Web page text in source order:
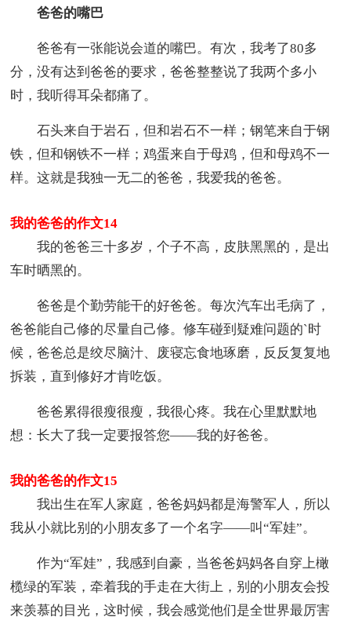
爸爸的嘴巴
爸爸有一张能说会道的嘴巴。有次，我考了80多
分，没有达到爸爸的要求，爸爸整整说了我两个多小
时，我听得耳朵都痛了。
石头来自于岩石，但和岩石不一样；钢笔来自于钢
铁，但和钢铁不一样；鸡蛋来自于母鸡，但和母鸡不一
样。这就是我独一无二的爸爸，我爱我的爸爸。
我的爸爸的作文14
我的爸爸三十多岁，个子不高，皮肤黑黑的，是出
车时晒黑的。
爸爸是个勤劳能干的好爸爸。每次汽车出毛病了，
爸爸能自己修的尽量自己修。修车碰到疑难问题的`时
候，爸爸总是绞尽脑汁、废寝忘食地琢磨，反反复复地
拆装，直到修好才肯吃饭。
爸爸累得很瘦很瘦，我很心疼。我在心里默默地
想：长大了我一定要报答您——我的好爸爸。
我的爸爸的作文15
我出生在军人家庭，爸爸妈妈都是海警军人，所以
我从小就比别的小朋友多了一个名字——叫“军娃”。
作为“军娃”，我感到自豪，当爸爸妈妈各自穿上橄
榄绿的军装，牵着我的手走在大街上，别的小朋友会投
来羡慕的目光，这时候，我会感觉他们是全世界最厉害